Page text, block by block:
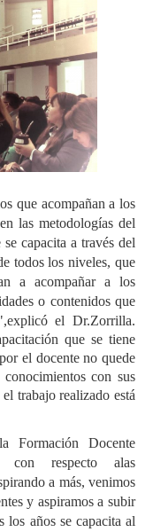
que acompañan a los
las metodologías del
capacita a través del
todos los niveles, que
a acompañar a los
o contenidos que
el Dr.Zorrilla.
que se tiene
el docente no quede
con sus
trabajo realizado está
Formación Docente
con respecto alas
a más, venimos
y aspiramos a subir
los años se capacita al